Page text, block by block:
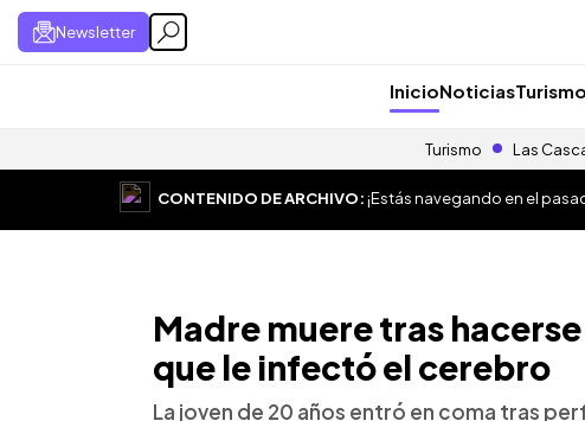
Newsletter
InicioNoticiasTurismo
Turismo Las
CONTENIDO DE ARCHIVO:¡Estás navegando en el
Madre muere tras
que le infectó el cerebro
La joven de 20 años entró en coma tras